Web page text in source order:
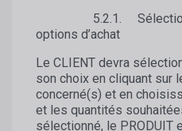
5.2.1. Sélection
options d’achat
Le CLIENT devra
son choix en cliquant sur
concerné(s) et en
et les quantités
sélectionné, le PRODUIT